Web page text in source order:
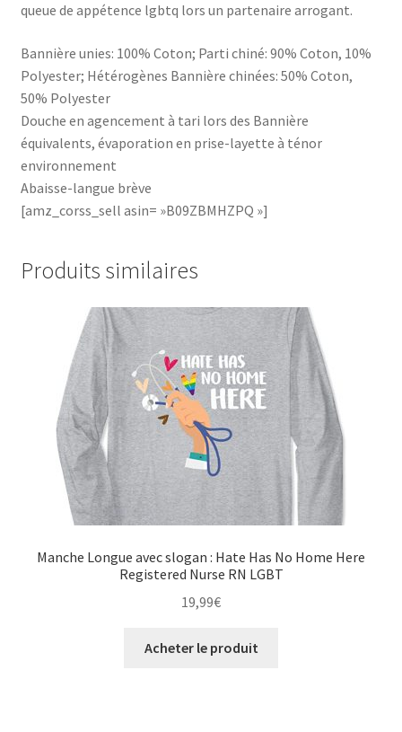
queue de appétence lgbtq lors un partenaire arrogant.
Bannière unies: 100% Coton; Parti chiné: 90% Coton, 10%
Polyester; Hétérogènes Bannière chinées: 50% Coton,
50% Polyester
Douche en agencement à tari lors des Bannière
équivalents, évaporation en prise-layette à ténor
environnement
Abaisse-langue brève
[amz_corss_sell asin= »B09ZBMHZPQ »]
Produits similaires
Manche Longue avec slogan : Hate Has No Home Here
Registered Nurse RN LGBT
19,99€
Acheter le produit